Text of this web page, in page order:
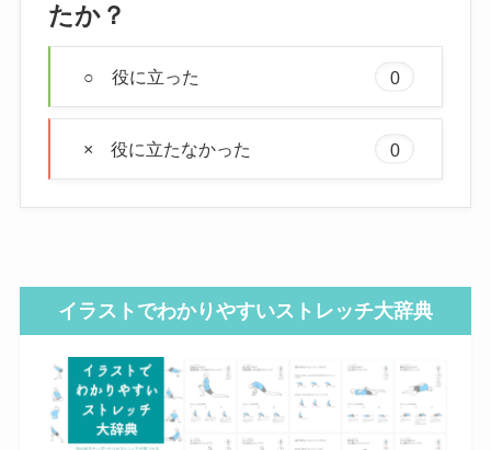
たか？
○ 役に立った 0
× 役に立たなかった 0
イラストでわかりやすいストレッチ大辞典